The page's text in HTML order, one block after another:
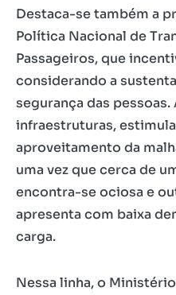
Destaca-se também a
Política Nacional de
Passageiros, que
considerando a
segurança das
infraestruturas,
aproveitamento da
uma vez que cerca de
encontra-se ociosa e
apresenta com baixa
carga.
Nessa linha, o